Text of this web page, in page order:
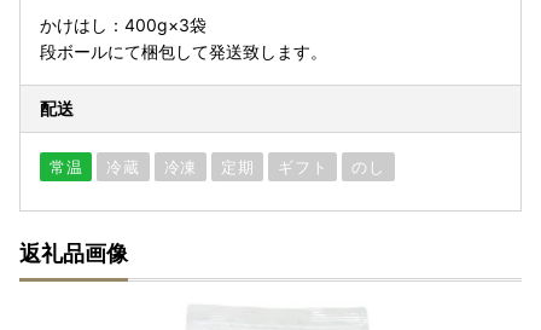
かけはし：400g×3袋
段ボールにて梱包して発送致します。
配送
常温 冷蔵 冷凍 定期 ギフト のし
返礼品画像